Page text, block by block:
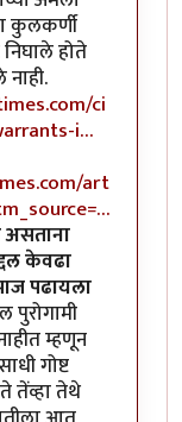
कुलकर्णी
निघाले होते
ci
i…
art
असताना
केवढा
पढायला
पुरोगामी
म्हणून
गोष्ट
तेंव्हा तेथे